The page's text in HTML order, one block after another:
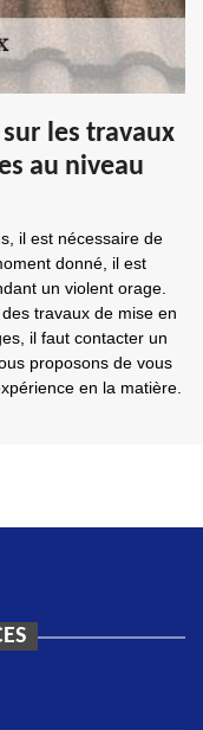
les travaux
au niveau
il est nécessaire de
donné, il est
un violent orage.
travaux de mise en
il faut contacter un
proposons de vous
en la matière.